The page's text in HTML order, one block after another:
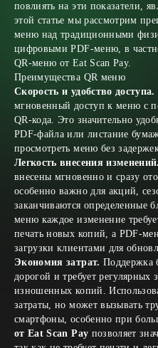
повлиять на эти показатели,
этой статье мы рассмотрим
меню над традиционными
цифровыми PDF-меню, в
QR-меню от Eat Scan Pay.
Преимущества QR меню
Скорость и удобство доступа.
мгновенный доступ к меню с
QR-кода. Это значительно
PDF-файла или листание
просмотреть меню без
Легкость внесения изменений.
внесены мгновенно и сразу
особенно важно для акций,
заканчиваются определенные
меню каждое изменение
печать новых копий, а PDF-
загрузки клиентами для
Экономия затрат. Поддержка
дорогой и требует регулярных
изношенных копий.
затраты, но может вызывать
смартфоны, особенно при
от Eat Scan Pay позволяет